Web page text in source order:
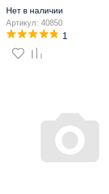
Нет в наличии
Артикул: 40850
1